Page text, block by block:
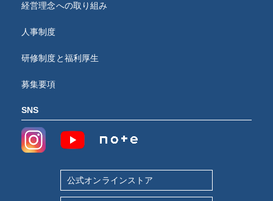
経営理念への取り組み
人事制度
研修制度と福利厚生
募集要項
SNS
公式オンラインストア